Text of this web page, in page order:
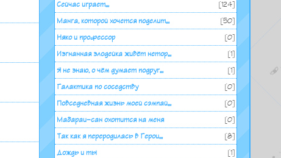
Сейчас играет...
[124]
Манга, которой хочется поделит...
[50]
Няко и профессор
[0]
Изгнанная злодейка живёт нетор...
[1]
Я не знаю, о чём думает подруг...
[1]
Галактика по соседству
[0]
Повседневная жизнь моей сэмпай...
[0]
Мабараи-сан охотится на меня
[0]
Так как я переродилась в Герои...
[8]
Дождь и ты
[1]